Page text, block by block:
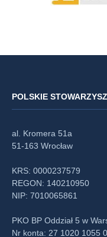
POLSKIE
al. Kromera 51a
51-163 Wrocław
KRS: 0000237579
REGON: 140210950
NIP: 7010065861
PKO BP Oddział 5 w
Nr konta: 27 1020 1055